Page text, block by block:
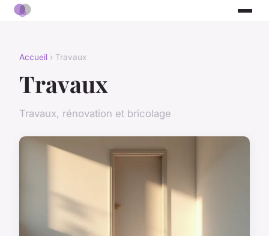
Accueil › Travaux
Travaux
Travaux, rénovation et bricolage